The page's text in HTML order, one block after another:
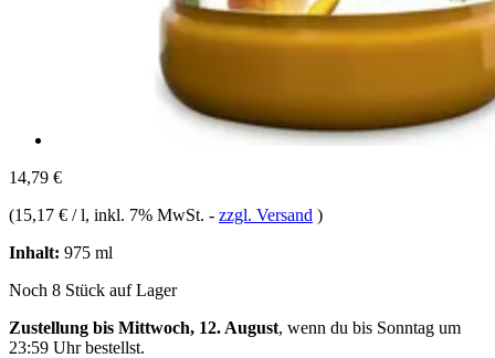
14,79 €
(15,17 € / l, inkl. 7% MwSt. - zzgl. Versand )
Inhalt: 975 ml
Noch 8 Stück auf Lager
Zustellung bis Mittwoch, 12. August, wenn du bis Sonntag um
23:59 Uhrbestellst.